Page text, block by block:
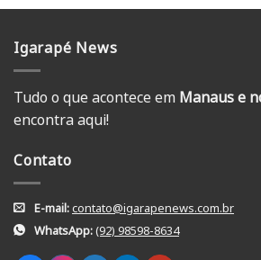
Igarapé News
Tudo o que acontece em Manaus e
encontra aqui!
Contato
E-mail:contato@igarapenews.com.br
WhatsApp:(92) 98598-8634